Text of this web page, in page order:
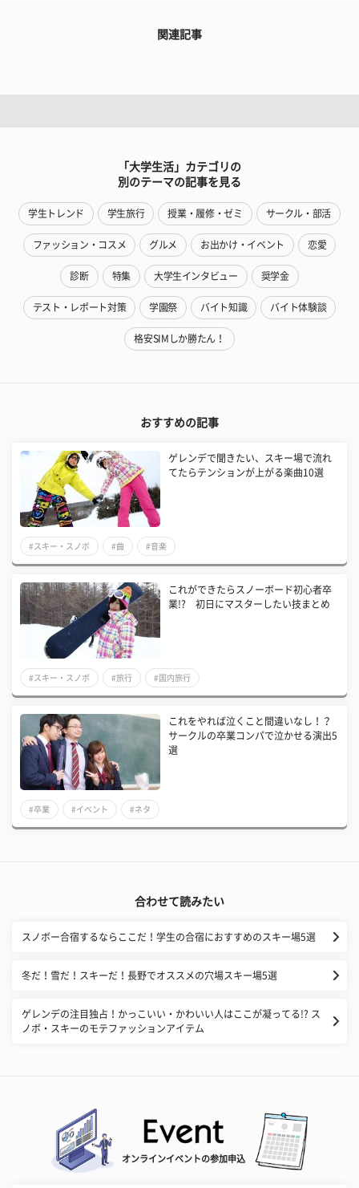
関連記事
「大学生活」カテゴリの
別のテーマの記事を見る
学生トレンド 学生旅行 授業・履修・ゼミ サークル・部活
ファッション・コスメ グルメ お出かけ・イベント 恋愛
診断 特集 大学生インタビュー 奨学金
テスト・レポート対策 学園祭 バイト知識 バイト体験談
格安SIMしか勝たん！
おすすめの記事
ゲレンデで聞きたい、スキー場で流れ
てたらテンションが上がる楽曲10選
#スキー・スノボ #曲 #音楽
これができたらスノーボード初心者卒
業!? 初日にマスターしたい技まとめ
#スキー・スノボ #旅行 #国内旅行
これをやれば泣くこと間違いなし！？
サークルの卒業コンパで泣かせる演出5
選
#卒業 #イベント #ネタ
合わせて読みたい
スノボー合宿するならここだ！学生の合宿におすすめのスキー場5選
冬だ！雪だ！スキーだ！長野でオススメの穴場スキー場5選
ゲレンデの注目独占！かっこいい・かわいい人はここが凝ってる!? ス
ノボ・スキーのモテファッションアイテム
オンラインイベントの参加申込